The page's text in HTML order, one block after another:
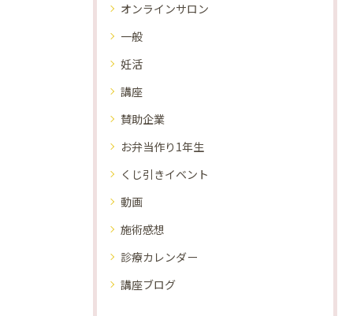
オンラインサロン
一般
妊活
講座
賛助企業
お弁当作り1年生
くじ引きイベント
動画
施術感想
診療カレンダー
講座ブログ